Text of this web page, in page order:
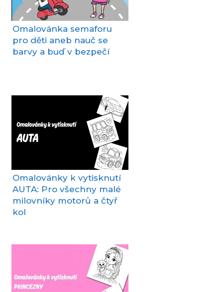
Omalovánka semaforu
pro děti aneb nauč se
barvy a buď v bezpečí
Omalovánky k vytisknutí
AUTA: Pro všechny malé
milovníky motorů a čtyř
kol